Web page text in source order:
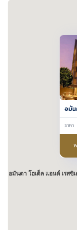
อมันตา โฮเต็ล แอนด์ เรสซิ
อมัน
ราคา